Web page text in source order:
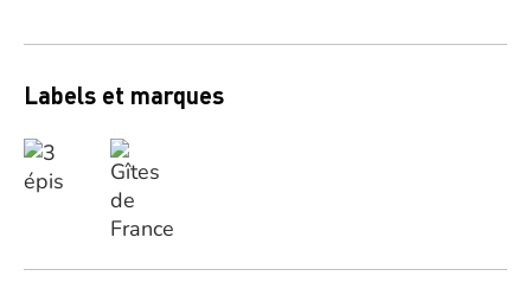
Labels et marques